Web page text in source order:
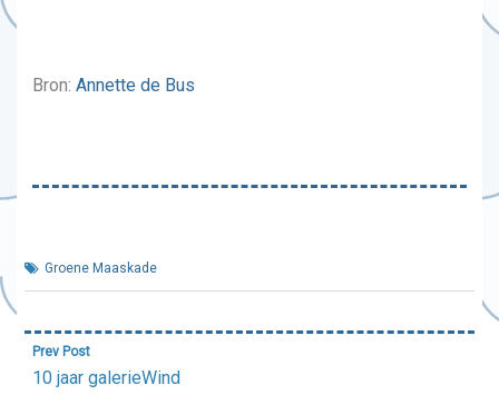
Bron: Annette de Bus
Groene Maaskade
Bericht
navigatie
Prev Post
10 jaar galerieWind